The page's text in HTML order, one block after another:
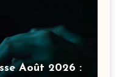
Août 2026 :